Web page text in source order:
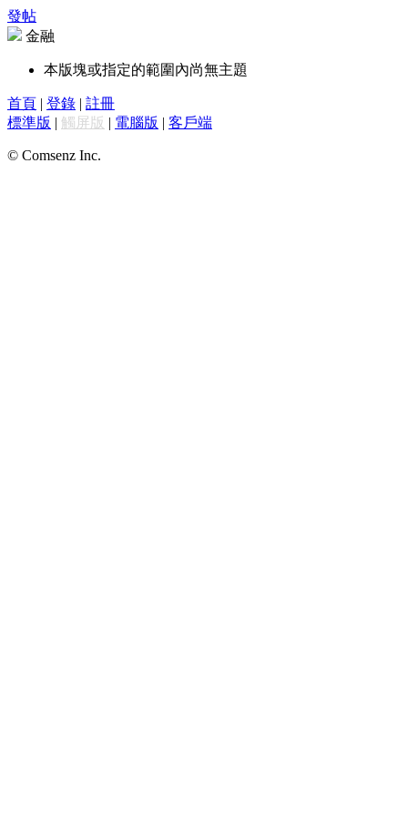
發帖
金融
本版塊或指定的範圍內尚無主題
首頁 | 登錄 | 註冊
標準版 | 觸屏版 | 電腦版 | 客戶端
© Comsenz Inc.